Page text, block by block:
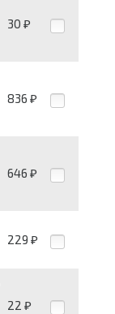
30 ₽
836 ₽
646 ₽
229 ₽
22 ₽